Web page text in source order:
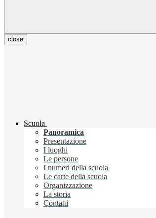
close
Scuola
Panoramica
Presentazione
I luoghi
Le persone
I numeri della scuola
Le carte della scuola
Organizzazione
La storia
Contatti